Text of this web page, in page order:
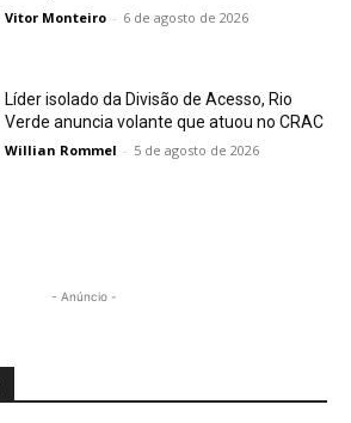
Vitor Monteiro - 6 de agosto de 2026
Líder isolado da Divisão de Acesso, Rio
Verde anuncia volante que atuou no CRAC
Willian Rommel - 5 de agosto de 2026
- Anúncio -